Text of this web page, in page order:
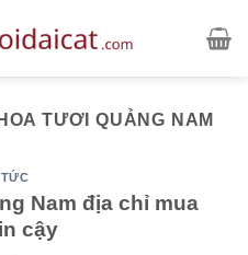
TƯƠI QUẢNG NAM
Nam địa chỉ mua
cậy